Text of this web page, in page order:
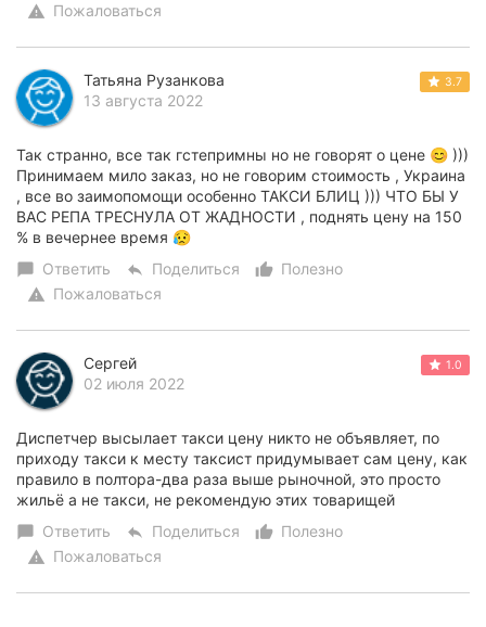
warning Пожаловаться
Татьяна Рузанкова
13 августа 2022
3.7
Так странно, все так гстепримны но не говорят о цене 😊 )))
Принимаем мило заказ, но не говорим стоимость , Украина
, все во заимопомощи особенно ТАКСИ БЛИЦ ))) ЧТО БЫ У
ВАС РЕПА ТРЕСНУЛА ОТ ЖАДНОСТИ , поднять цену на 150
% в вечернее время 😥
chat_bubble Ответить reply Поделиться thumb_up_alt
Полезно
warning Пожаловаться
Сергей
02 июля 2022
1.0
Диспетчер высылает такси цену никто не объявляет, по
приходу такси к месту таксист придумывает сам цену, как
правило в полтора-два раза выше рыночной, это просто
жильё а не такси, не рекомендую этих товарищей
chat_bubble Ответить reply Поделиться thumb_up_alt
Полезно
warning Пожаловаться